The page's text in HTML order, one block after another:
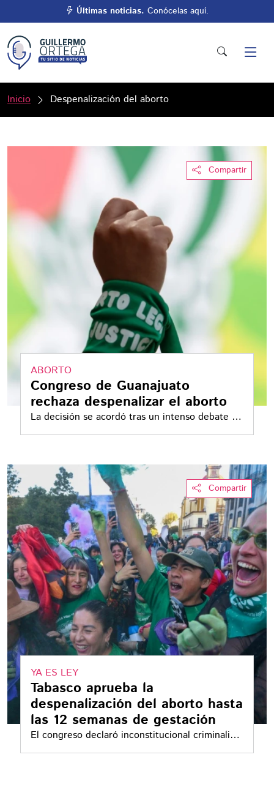
Últimas noticias. Conócelas aquí.
Inicio Despenalización del aborto
Compartir
ABORTO
Congreso de Guanajuato
rechaza despenalizar el aborto
La decisión se acordó tras un intenso debate en
el Congreso local
Compartir
YA ES LEY
Tabasco aprueba la
despenalización del aborto hasta
las 12 semanas de gestación
El congreso declaró inconstitucional criminalizar
el aborto en Tabasco